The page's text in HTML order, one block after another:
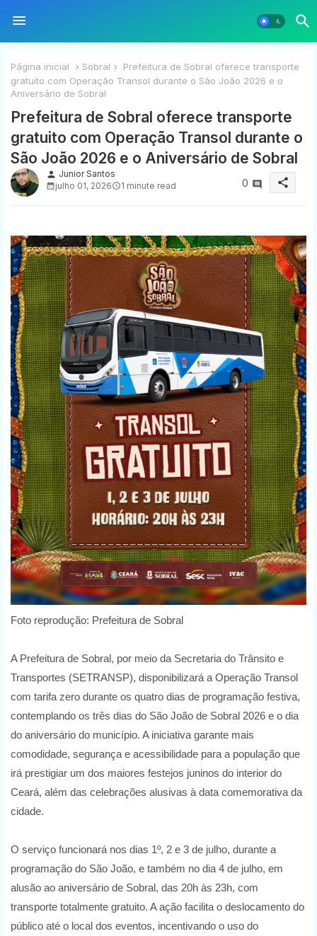
Página inicial Sobral
Prefeitura de Sobral oferece transporte
gratuito com Operação Transol durante o São João 2026 e o
Aniversário de Sobral
Prefeitura de Sobral oferece transporte
gratuito com Operação Transol durante o
São João 2026 e o Aniversário de Sobral
person Junior Santos
julho 01, 2026
1 minute read 0 share
Foto reprodução: Prefeitura de Sobral
A Prefeitura de Sobral, por meio da Secretaria do Trânsito e
Transportes (SETRANSP), disponibilizará a Operação Transol
com tarifa zero durante os quatro dias de programação festiva,
contemplando os três dias do São João de Sobral 2026 e o dia
do aniversário do município. A iniciativa garante mais
comodidade, segurança e acessibilidade para a população que
irá prestigiar um dos maiores festejos juninos do interior do
Ceará, além das celebrações alusivas à data comemorativa da
cidade.
O serviço funcionará nos dias 1º, 2 e 3 de julho, durante a
programação do São João, e também no dia 4 de julho, em
alusão ao aniversário de Sobral, das 20h às 23h, com
transporte totalmente gratuito. A ação facilita o deslocamento do
público até o local dos eventos, incentivando o uso do